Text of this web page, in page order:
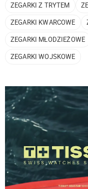
ZEGARKI Z TRYTEM
ZEGARKI KWARCOWE
ZEGARKI MŁODZIEŻOWE
ZEGARKI WOJSKOWE